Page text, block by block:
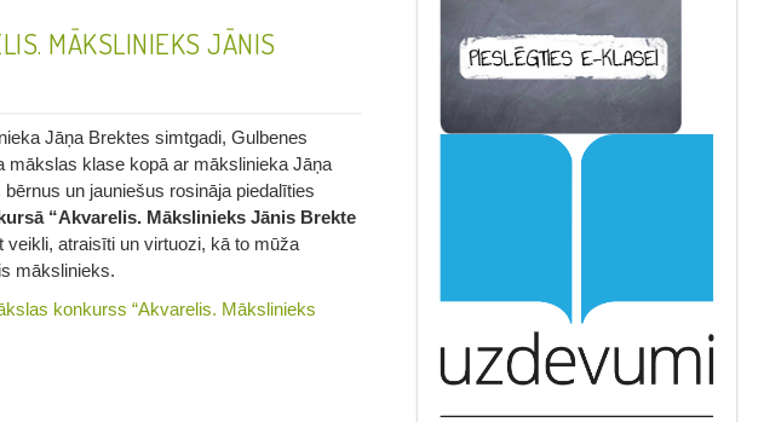
MĀKSLINIEKS JĀNIS
Jāņa Brektes simtgadi, Gulbenes
mākslas klase kopā ar mākslinieka Jāņa
un jauniešus rosināja piedalīties
“Akvarelis. Mākslinieks Jānis Brekte
veikli, atraisīti un virtuozi, kā to mūža
mākslinieks.
konkurss “Akvarelis. Mākslinieks